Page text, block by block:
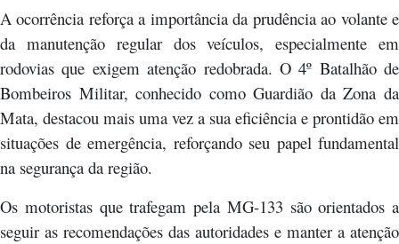
A ocorrência reforça a importância da prudência ao volante e
da manutenção regular dos veículos, especialmente em
rodovias que exigem atenção redobrada. O 4º Batalhão de
Bombeiros Militar, conhecido como Guardião da Zona da
Mata, destacou mais uma vez a sua eficiência e prontidão em
situações de emergência, reforçando seu papel fundamental
na segurança da região.
Os motoristas que trafegam pela MG-133 são orientados a
seguir as recomendações das autoridades e manter a atenção